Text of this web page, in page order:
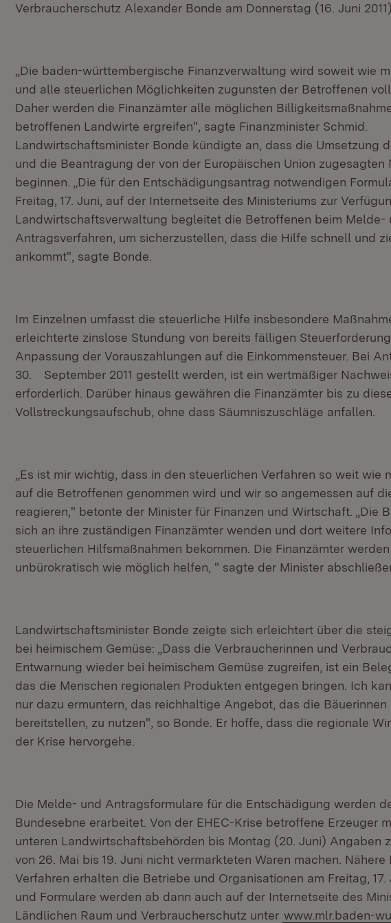
Verbraucherschutz Alexander Bonde am Donnerstag (16. Juni 2011).
„Die baden-württembergische Finanzverwaltung wird soweit wie
und alle steuerlichen Möglichkeiten zugunsten der Betroffenen
Daher werden die Finanzämter alle möglichen
betroffenen Landwirte ergreifen", sagte Finanzminister Schmid.
Landwirtschaftsminister Bonde kündigte an, dass die Umsetzung
und die Beantragung der von der Europäischen Union
beginnen. „Die für den Entschädigungsantrag notwendigen
Freitag, 17. Juni, auf der Internetseite des Ministeriums zur
Landwirtschaftsverwaltung begleitet die Betroffenen beim Melde-
Antragsverfahren, um sicherzustellen, dass die Hilfe schnell und
ankommt", sagte Bonde.
Im Einzelnen umfasst die steuerliche Hilfe insbesondere
erleichterte zinslose Stundung von bereits fälligen
Anpassung der Vorauszahlungen auf die Einkommensteuer. Bei
30. September 2011 gestellt werden, ist ein wertmäßiger
erforderlich. Darüber hinaus gewähren die Finanzämter bis zu
Vollstreckungsaufschub, ohne dass Säumniszuschläge anfallen.
„Es ist mir wichtig, dass in den steuerlichen Verfahren so weit wie
auf die Betroffenen genommen wird und wir so angemessen auf
reagieren," betonte der Minister für Finanzen und Wirtschaft. „Die
sich an ihre zuständigen Finanzämter wenden und dort weitere
steuerlichen Hilfsmaßnahmen bekommen. Die Finanzämter
unbürokratisch wie möglich helfen, " sagte der Minister
Landwirtschaftsminister Bonde zeigte sich erleichtert über die
bei heimischem Gemüse: „Dass die Verbraucherinnen und
Entwarnung wieder bei heimischem Gemüse zugreifen, ist ein
das die Menschen regionalen Produkten entgegen bringen. Ich
nur dazu ermuntern, das reichhaltige Angebot, das die Bäuerinnen
bereitstellen, zu nutzen", so Bonde. Er hoffe, dass die regionale
der Krise hervorgehe.
Die Melde- und Antragsformulare für die Entschädigung werden
Bundesebne erarbeitet. Von der EHEC-Krise betroffene Erzeuger
unteren Landwirtschaftsbehörden bis Montag (20. Juni) Angaben
von 26. Mai bis 19. Juni nicht vermarkteten Waren machen. Nähere
Verfahren erhalten die Betriebe und Organisationen am Freitag, 17.
und Formulare werden ab dann auch auf der Internetseite des
Ländlichen Raum und Verbraucherschutz unter www.mlr.baden-